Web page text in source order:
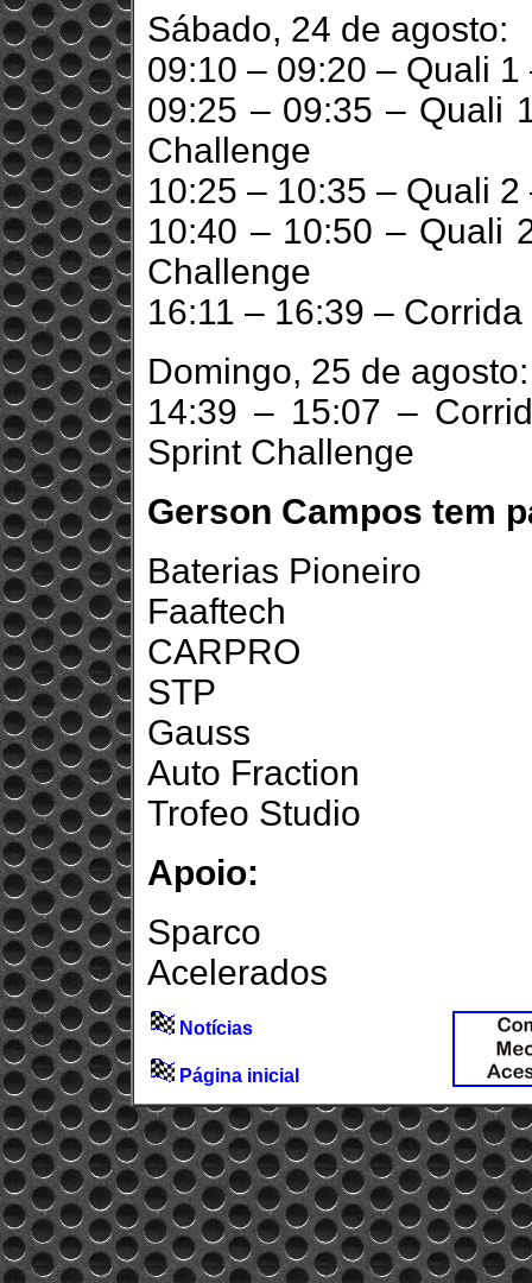
Sábado, 24 de agosto:
09:10 – 09:20 – Quali
09:25 – 09:35 – Quali
Challenge
10:25 – 10:35 – Quali
10:40 – 10:50 – Quali
Challenge
16:11 – 16:39 –
Domingo, 25 de agosto:
14:39 – 15:07 –
Sprint Challenge
Gerson Campos tem
Baterias Pioneiro
Faaftech
CARPRO
STP
Gauss
Auto Fraction
Trofeo Studio
Apoio:
Sparco
Acelerados
Notícias
Página inicial